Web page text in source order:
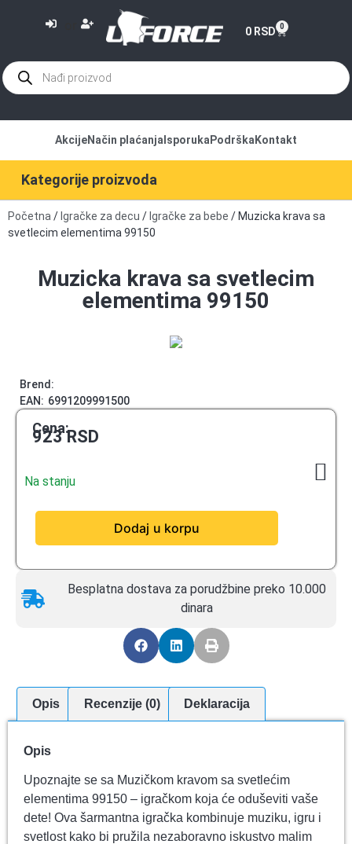
0 RSD 0
Kategorije proizvoda
AkcijeNačin plaćanja Isporuka Podrška Kontakt
Početna / Igračke za decu / Igračke za bebe / Muzicka krava sa
svetlecim elementima 99150
Muzicka krava sa svetlecim
elementima 99150
Brend:
EAN: 6991209991500
Cena:
923RSD
Na stanju
Dodaj u korpu
Besplatna dostava za porudžbine preko 10.000
dinara
Opis Recenzije (0) Deklaracija
Opis
Upoznajte se sa Muzičkom kravom sa svetlećim
elementima 99150 – igračkom koja će oduševiti vaše
dete! Ova šarmantna igračka kombinuje muziku, igru i
svetlost kako bi pružila nezaboravno iskustvo malim